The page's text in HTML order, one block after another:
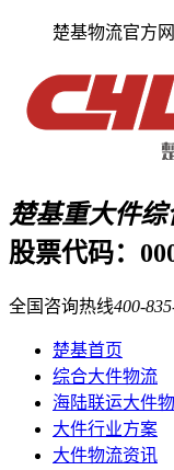
楚基物流官方
楚基重大件
股票代码：
全国咨询热线400-
楚基首页
综合大件物流
海陆联运大件
大件行业方案
大件物流资讯